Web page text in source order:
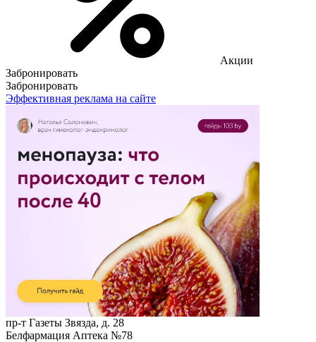
Акции
Забронировать
Забронировать
Эффективная реклама на сайте
пр-т Газеты Звязда, д. 28
Белфармация Аптека №78